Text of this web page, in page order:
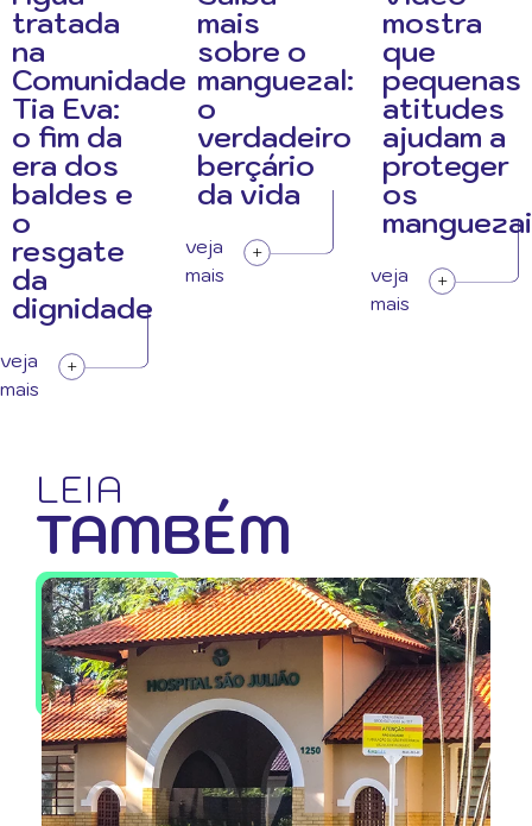
tratada
na
Comunidade
Tia Eva:
o fim da
era dos
baldes e
o
resgate
da
dignidade
veja
mais
mais
sobre o
manguezal:
o
verdadeiro
berçário
da vida
veja
mais
mostra
que
pequenas
atitudes
ajudam a
proteger
os
veja
mais
LEIA
TAMBÉM